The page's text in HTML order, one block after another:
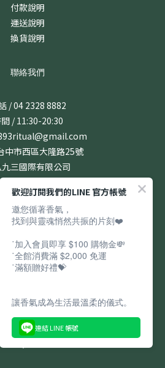
付款說明
運送說明
換貨說明
聯絡我們
/ 04 2328 8882
/ 11:30-20:30
中市西區大隆路25號
三國際有限公司
編 / 24831167
繁體中文
歡迎訂閱我們的LINE 官方帳號
邀您循著香氣，
找到與靈魂悄然共振的片刻❤️
˙加入會員即享 $100 購物金💸
˙全館消費滿 $2,000 免運
˙滿額贈好禮💝
讓香氣成為生活最溫柔的儀式。
連結 LINE 帳號